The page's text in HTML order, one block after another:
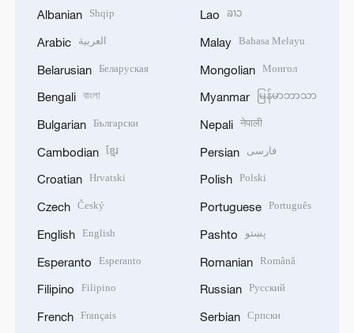
Albanian Shqip
Arabic العربية
Belarusian Беларуская
Bengali বাংলা
Bulgarian Български
Cambodian ខ្មែរ
Croatian Hrvatski
Czech Český
English English
Esperanto Esperanto
Filipino Filipino
French Français
Lao ລາວ
Malay Bahasa Melayu
Mongolian Монгол
Myanmar မြန်မာဘာသာ
Nepali नेपाली
Persian فارسی
Polish Polski
Portuguese Português
Pashto پښتو
Romanian Română
Russian Русский
Serbian Српски